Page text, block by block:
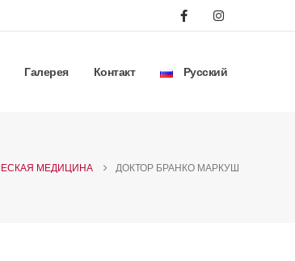
Галерея Контакт Русский
МЕДИЦИНА ДОКТОР БРАНКО МАРКУШ